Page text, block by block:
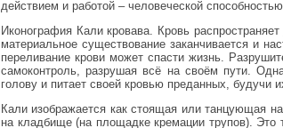
действием и работой – человеческой
Иконография Кали кровава. Кровь распространяет
материальное существование заканчивается и
переливание крови может спасти жизнь.
самоконтроль, разрушая всё на своём пути.
голову и питает своей кровью преданных, будучи
Кали изображается как стоящая или танцующая
на кладбище (на площадке кремации трупов). Это